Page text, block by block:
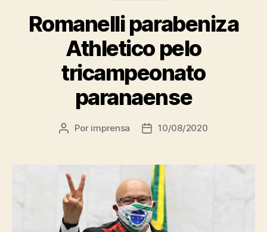
Romanelli parabeniza
Athletico pelo
tricampeonato
paranaense
Autor
Por imprensa
Data10/08/2020